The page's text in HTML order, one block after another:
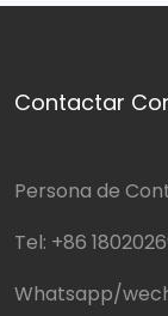
Contactar
Persona de
Tel: +86
Whatsapp/